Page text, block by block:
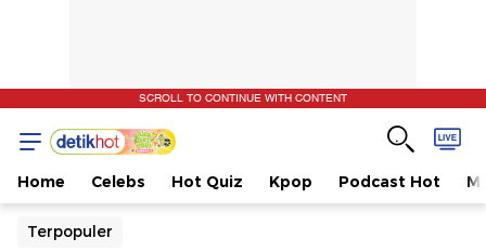
SCROLL TO CONTINUE WITH CONTENT
Home Celebs Hot Quiz Kpop Podcast Hot
Terpopuler